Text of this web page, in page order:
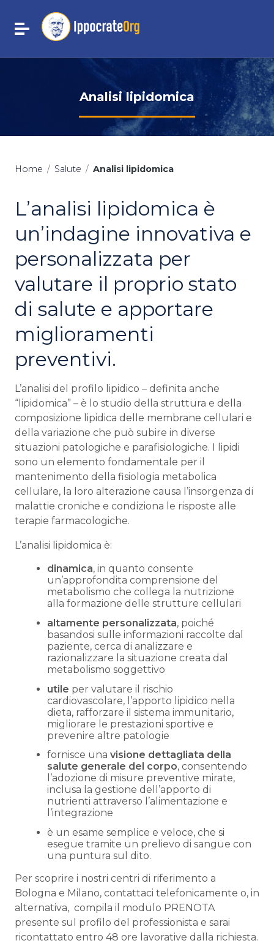
Vai al menu di navigazione
Vai al footer
Attiva / disattiva la navigazione
Analisi lipidomica
Home / Salute / Analisi lipidomica
L’analisi lipidomica è
un’indagine innovativa e
personalizzata per
valutare il proprio stato
di salute e apportare
miglioramenti
preventivi.
L’analisi del profilo lipidico – definita anche
“lipidomica” – è lo studio della struttura e della
composizione lipidica delle membrane cellulari e
della variazione che può subire in diverse
situazioni patologiche e parafisiologiche. I lipidi
sono un elemento fondamentale per il
mantenimento della fisiologia metabolica
cellulare, la loro alterazione causa l’insorgenza di
malattie croniche e condiziona le risposte alle
terapie farmacologiche.
L’analisi lipidomica è:
dinamica, in quanto consente
un’approfondita comprensione del
metabolismo che collega la nutrizione
alla formazione delle strutture cellulari
altamente personalizzata, poiché
basandosi sulle informazioni raccolte dal
paziente, cerca di analizzare e
razionalizzare la situazione creata dal
metabolismo soggettivo
utile per valutare il rischio
cardiovascolare, l’apporto lipidico nella
dieta, rafforzare il sistema immunitario,
migliorare le prestazioni sportive e
prevenire altre patologie
fornisce una visione dettagliata della
salute generale del corpo, consentendo
l’adozione di misure preventive mirate,
inclusa la gestione dell’apporto di
nutrienti attraverso l’alimentazione e
l’integrazione
è un esame semplice e veloce, che si
esegue tramite un prelievo di sangue con
una puntura sul dito.
Per scoprire i nostri centri di riferimento a
Bologna e Milano, contattaci telefonicamente o, in
alternativa, compila il modulo PRENOTA
presente sul profilo del professionista e sarai
ricontattato entro 48 ore lavorative dalla richiesta.